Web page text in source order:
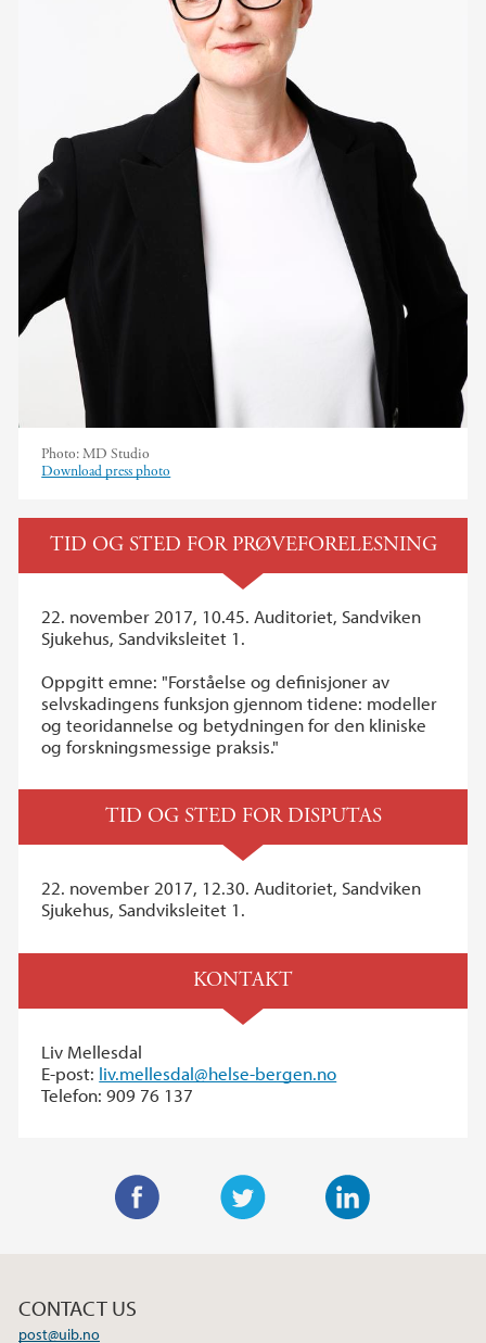
Photo:MD Studio
Download press photo
TID OG STED FOR PRØVEFORELESNING
22. november 2017, 10.45. Auditoriet, Sandviken
Sjukehus, Sandviksleitet 1.
Oppgitt emne: "Forståelse og definisjoner av
selvskadingens funksjon gjennom tidene: modeller
og teoridannelse og betydningen for den kliniske
og forskningsmessige praksis."
TID OG STED FOR DISPUTAS
22. november 2017, 12.30. Auditoriet, Sandviken
Sjukehus, Sandviksleitet 1.
KONTAKT
Liv Mellesdal
E-post: liv.mellesdal@helse-bergen.no
Telefon: 909 76 137
e
CONTACT US
post@uib.no